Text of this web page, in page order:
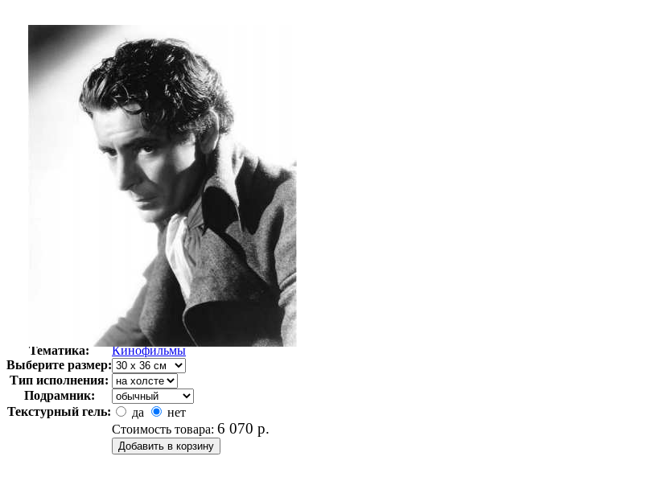
Неизвестно
Ретро-Фотографии
Тематика:
Кинофильмы
Выберите размер:
Тип исполнения:
Подрамник:
Текстурный гель:
да
нет
Стоимость товара: 6 070 р.